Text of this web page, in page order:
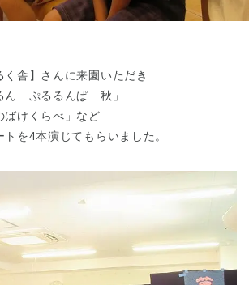
く舎】さんに来園いただき
ん ぷるるんぱ 秋」
ばけくらべ」など
を4本演じてもらいました。